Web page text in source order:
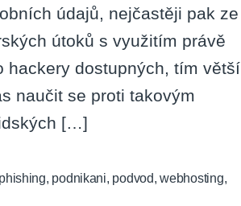
údajů, nejčastěji pak ze
útoků s využitím právě
hackery dostupných, tím větší
naučit se proti takovým
[…]
phishing, podnikani, podvod,webhosting,